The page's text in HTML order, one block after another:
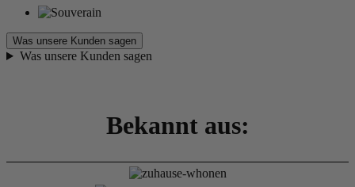
Was unsere Kunden sagen
Was unsere Kunden sagen
Bekannt aus: